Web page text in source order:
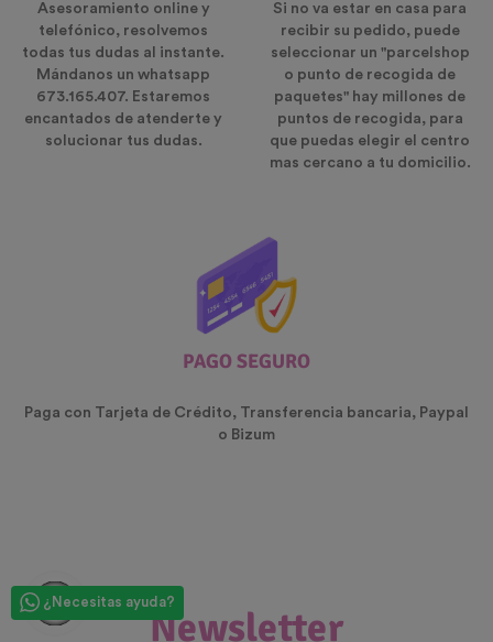
¿Necesitas ayuda?
Asesoramiento online y
telefónico, resolvemos
todas tus dudas al instante.
Mándanos un whatsapp
673.165.407. Estaremos
encantados de atenderte y
solucionar tus dudas.
Si no va estar en casa para
recibir su pedido, puede
seleccionar un "parcelshop
o punto de recogida de
paquetes" hay millones de
puntos de recogida, para
que puedas elegir el centro
mas cercano a tu domicilio.
PAGO SEGURO
Paga con Tarjeta de Crédito, Transferencia bancaria, Paypal
o Bizum
Newsletter